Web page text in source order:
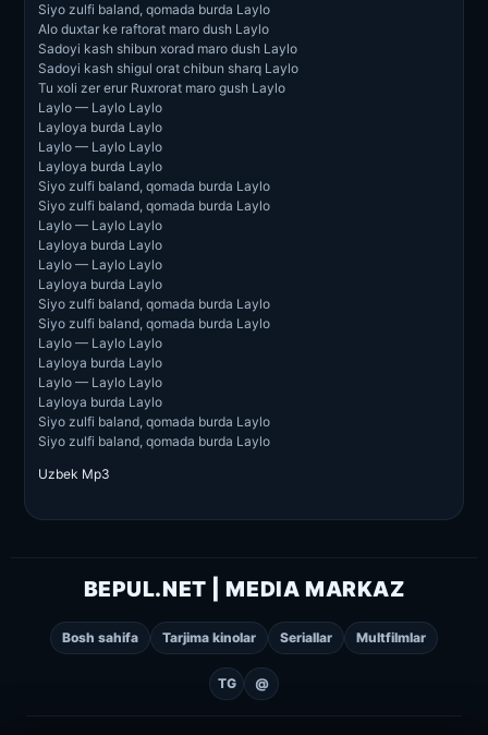
Siyo zulfi baland, qomada burda Laylo
Alo duxtar ke raftorat maro dush Laylo
Sadoyi kash shibun xorad maro dush Laylo
Sadoyi kash shigul orat chibun sharq Laylo
Tu xoli zer erur Ruxrorat maro gush Laylo
Laylo — Laylo Laylo
Layloya burda Laylo
Laylo — Laylo Laylo
Layloya burda Laylo
Siyo zulfi baland, qomada burda Laylo
Siyo zulfi baland, qomada burda Laylo
Laylo — Laylo Laylo
Layloya burda Laylo
Laylo — Laylo Laylo
Layloya burda Laylo
Siyo zulfi baland, qomada burda Laylo
Siyo zulfi baland, qomada burda Laylo
Laylo — Laylo Laylo
Layloya burda Laylo
Laylo — Laylo Laylo
Layloya burda Laylo
Siyo zulfi baland, qomada burda Laylo
Siyo zulfi baland, qomada burda Laylo
Uzbek Mp3
BEPUL.NET | MEDIA MARKAZ
Bosh sahifa Tarjima kinolar Seriallar Multfilmlar
TG @